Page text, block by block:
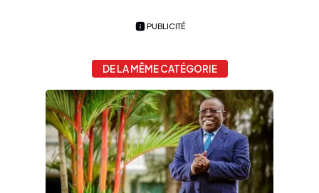
PUBLICITÉ
DE LA MÊME CATÉGORIE